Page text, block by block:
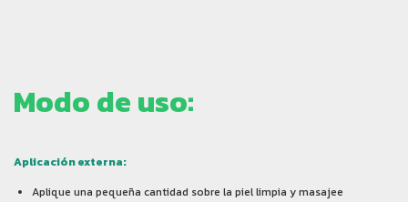
Modo de uso:
Aplicación externa:
Aplique una pequeña cantidad sobre la piel limpia y masajee